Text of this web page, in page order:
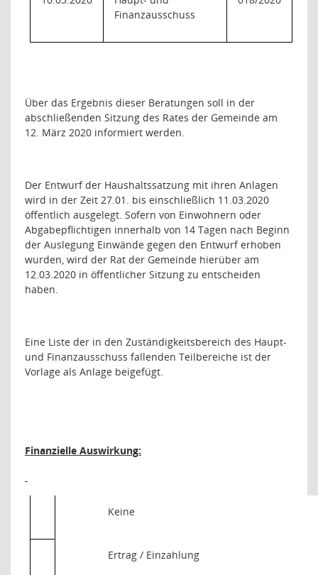
Finanzausschuss
Über das Ergebnis dieser Beratungen soll in der
abschließenden Sitzung des Rates der Gemeinde am
12. März 2020 informiert werden.
Der Entwurf der Haushaltssatzung mit ihren Anlagen
wird in der Zeit 27.01. bis einschließlich 11.03.2020
öffentlich ausgelegt. Sofern von Einwohnern oder
Abgabepflichtigen innerhalb von 14 Tagen nach Beginn
der Auslegung Einwände gegen den Entwurf erhoben
wurden, wird der Rat der Gemeinde hierüber am
12.03.2020 in öffentlicher Sitzung zu entscheiden
haben.
Eine Liste der in den Zuständigkeitsbereich des Haupt-
und Finanzausschuss fallenden Teilbereiche ist der
Vorlage als Anlage beigefügt.
Finanzielle Auswirkung:
Keine
Ertrag / Einzahlung